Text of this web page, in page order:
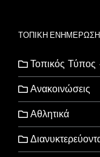
ΤΟΠΙΚΗ ΕΝΗΜΕΡΩΣΗ
Τοπικός
Ανακοινώσεις
Αθλητικά